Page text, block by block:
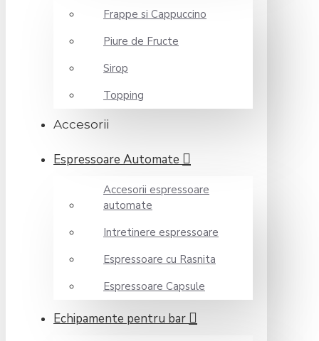
Frappe si Cappuccino
Piure de Fructe
Sirop
Topping
Accesorii
Espressoare Automate
Accesorii espressoare
automate
Intretinere espressoare
Espressoare cu Rasnita
Espressoare Capsule
Echipamente pentru bar